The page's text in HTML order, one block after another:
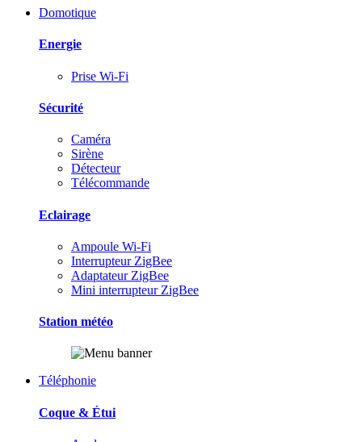
Domotique
Energie
Prise Wi-Fi
Sécurité
Caméra
Sirène
Détecteur
Télécommande
Eclairage
Ampoule Wi-Fi
Interrupteur ZigBee
Adaptateur ZigBee
Mini interrupteur ZigBee
Station météo
Téléphonie
Coque & Étui